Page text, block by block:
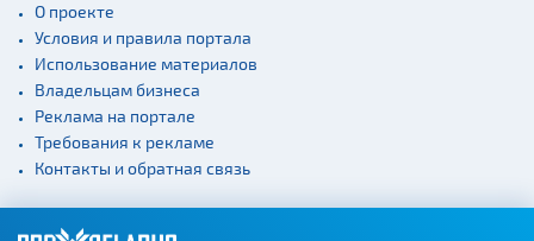
сооружения
Веломаршруты
Аэропорты
Железнодорожные
вокзалы
О проекте
Условия и правила портала
Использование материалов
Владельцам бизнеса
Реклама на портале
Требования к рекламе
Контакты и обратная связь